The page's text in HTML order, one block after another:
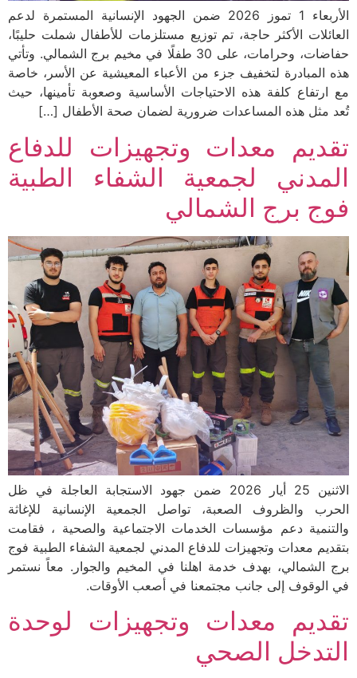
الأربعاء 1 تموز 2026 ضمن الجهود الإنسانية المستمرة لدعم
العائلات الأكثر حاجة، تم توزيع مستلزمات للأطفال شملت حليبًا،
حفاضات، وحرامات، على 30 طفلًا في مخيم برج الشمالي. وتأتي
هذه المبادرة لتخفيف جزء من الأعباء المعيشية عن الأسر، خاصة
مع ارتفاع كلفة هذه الاحتياجات الأساسية وصعوبة تأمينها، حيث
تُعد مثل هذه المساعدات ضرورية لضمان صحة الأطفال […]
تقديم معدات وتجهيزات للدفاع
المدني لجمعية الشفاء الطبية
فوج برج الشمالي
الاثنين 25 أيار 2026 ضمن جهود الاستجابة العاجلة في ظل
الحرب والظروف الصعبة، تواصل الجمعية الإنسانية للإغاثة
والتنمية دعم مؤسسات الخدمات الاجتماعية والصحية ، فقامت
بتقديم معدات وتجهيزات للدفاع المدني لجمعية الشفاء الطبية فوج
برج الشمالي، بهدف خدمة اهلنا في المخيم والجوار. معاً نستمر
في الوقوف إلى جانب مجتمعنا في أصعب الأوقات.
تقديم معدات وتجهيزات لوحدة
التدخل الصحي